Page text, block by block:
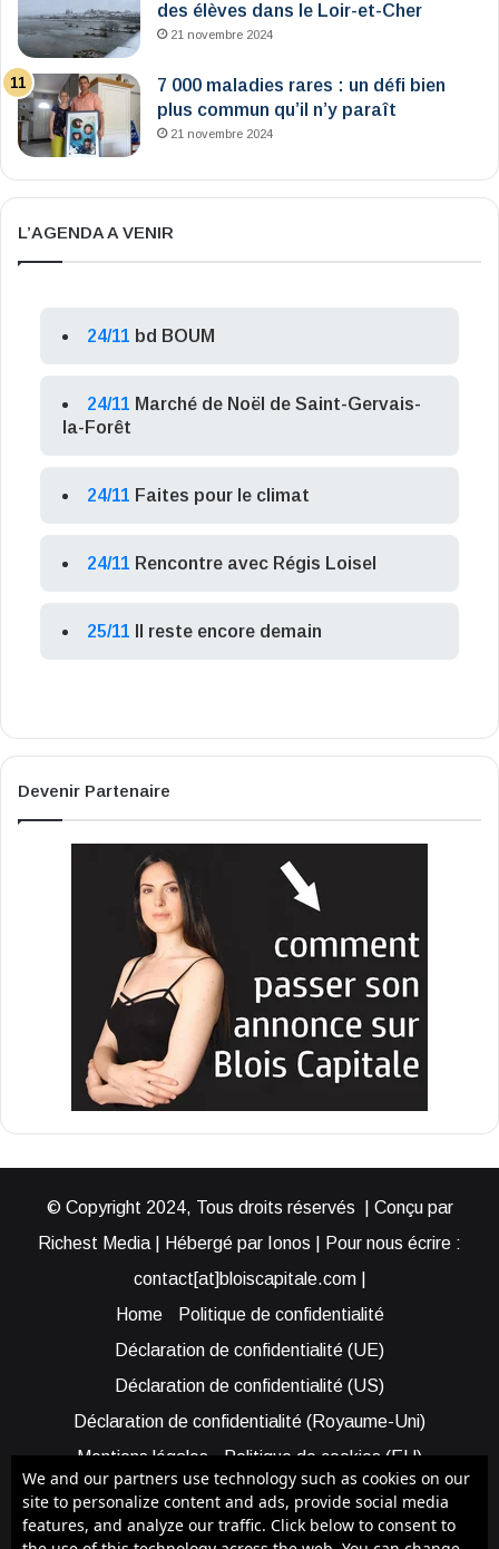
des élèves dans le Loir-et-Cher
21 novembre 2024
7 000 maladies rares : un défi bien
plus commun qu’il n’y paraît
21 novembre 2024
L’AGENDA A VENIR
24/11 bd BOUM
24/11 Marché de Noël de Saint-Gervais-
la-Forêt
24/11 Faites pour le climat
24/11 Rencontre avec Régis Loisel
25/11 Il reste encore demain
Devenir Partenaire
© Copyright 2024, Tous droits réservés | Conçu par
Richest Media | Hébergé par Ionos | Pour nous écrire :
contact[at]bloiscapitale.com |
Home
Politique de confidentialité
Déclaration de confidentialité (UE)
Déclaration de confidentialité (US)
Déclaration de confidentialité (Royaume-Uni)
Mentions légales
Politique de cookies (EU)
Cookie Policy (AUS)
Cookie Policy (US)
Qui sommes-nous ?
Participer à Blois Capitale
We and our partners use technology such as cookies on our
site to personalize content and ads, provide social media
features, and analyze our traffic. Click below to consent to